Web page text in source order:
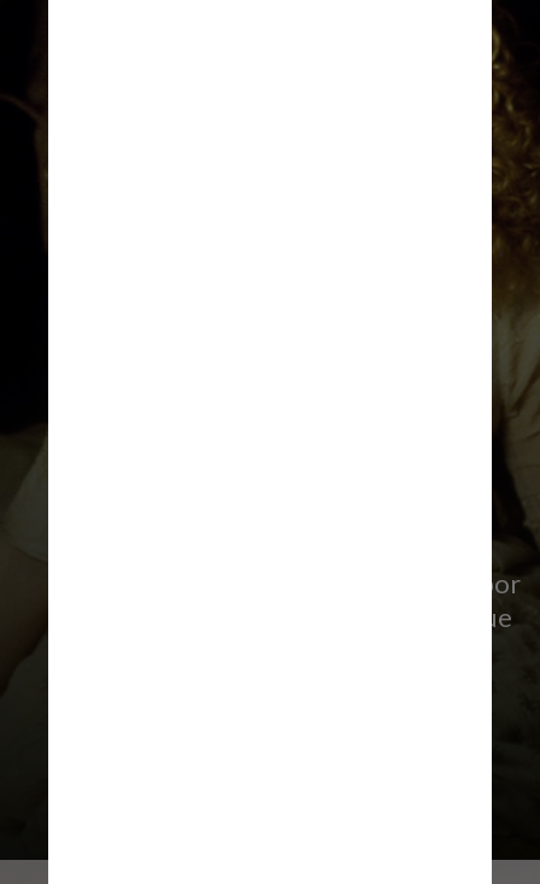
continua recebendo o bolo enviado por
Tom Cruise mesmo 30 anos depois que